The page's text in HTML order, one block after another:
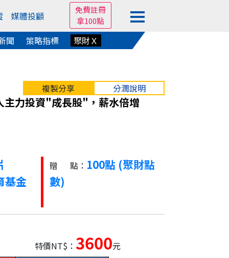
媒體投顧
免費註冊
拿100點
聞 策略指標 聚財Ｘ
複製分享 分潤說明
主力投資"成長股"，薪水倍增
基金
贈 點： 100點 (聚財點
數)
特價NT$： 3600元